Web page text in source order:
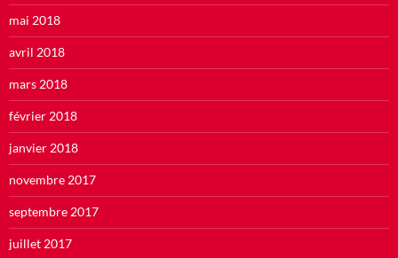
mai 2018
avril 2018
mars 2018
février 2018
janvier 2018
novembre 2017
septembre 2017
juillet 2017